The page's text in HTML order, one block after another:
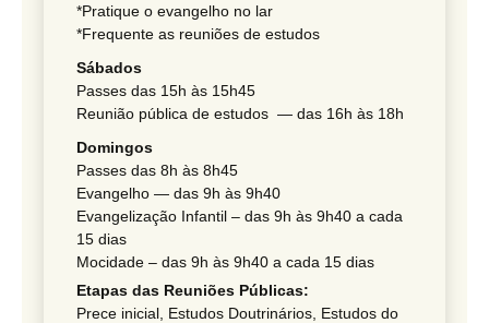
*Pratique o evangelho no lar
*Frequente as reuniões de estudos
Sábados
Passes das 15h às 15h45
Reunião pública de estudos — das 16h às 18h
Domingos
Passes das 8h às 8h45
Evangelho — das 9h às 9h40
Evan­ge­li­zação Infantil – das 9h às 9h40 a cada
15 dias
Mocidade – das 9h às 9h40 a cada 15 dias
Etapas das Reuniões Públicas:
Prece inicial, Estudos Doutri­ná­rios, Estudos do